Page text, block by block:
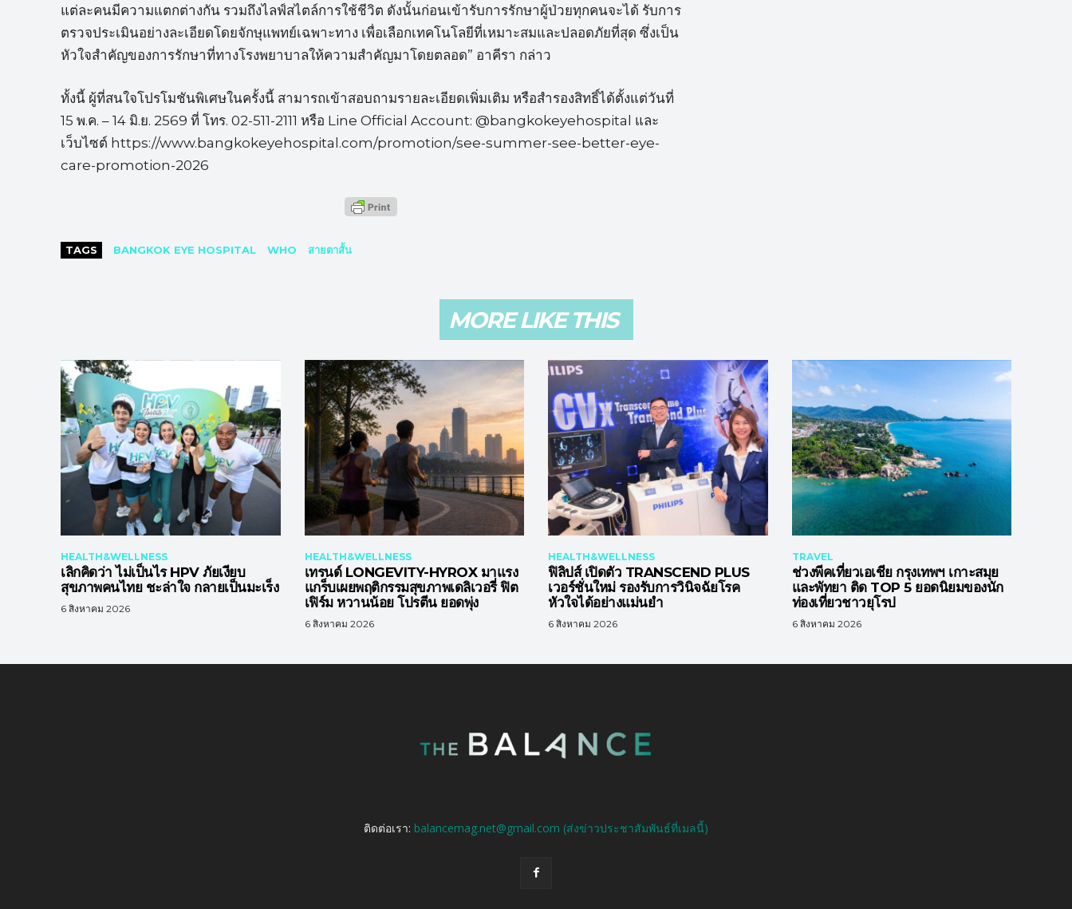
แต่ละคนมีความแตกต่างกัน รวมถึงไลฟ์สไตล์การใช้ชีวิต ดังนั้นก่อนเข้ารับการรักษาผู้ป่วยทุกคนจะได้ รับการ
ตรวจประเมินอย่างละเอียดโดยจักษุแพทย์เฉพาะทาง เพื่อเลือกเทคโนโลยีที่เหมาะสมและปลอดภัยที่สุด ซึ่งเป็น
หัวใจสำคัญของการรักษาที่ทางโรงพยาบาลให้ความสำคัญมาโดยตลอด” อาคีรา กล่าว
ทั้งนี้ ผู้ที่สนใจโปรโมชันพิเศษในครั้งนี้ สามารถเข้าสอบถามรายละเอียดเพิ่มเติม หรือสำรองสิทธิ์ได้ตั้งแต่วันที่
15 พ.ค. – 14 มิ.ย. 2569 ที่ โทร. 02-511-2111 หรือ Line Official Account: @bangkokeyehospital และ
เว็บไซต์ https://www.bangkokeyehospital.com/promotion/see-summer-see-better-eye-
care-promotion-2026
TAGS BANGKOK EYE HOSPITAL WHO สายตาสั้น
MORE LIKE THIS
HEALTH&WELLNESS
เลิกคิดว่า ไม่เป็นไร HPV ภัยเงียบ
สุขภาพคนไทย ชะล่าใจ กลายเป็นมะเร็ง
6 สิงหาคม 2026
HEALTH&WELLNESS
เทรนด์ LONGEVITY-HYROX มาแรง
แกร็บเผยพฤติกรรมสุขภาพเดลิเวอรี่ ฟิต
เฟิร์ม หวานน้อย โปรตีน ยอดพุ่ง
6 สิงหาคม 2026
HEALTH&WELLNESS
ฟิลิปส์ เปิดตัว TRANSCEND PLUS
เวอร์ชั่นใหม่ รองรับการวินิจฉัยโรค
หัวใจได้อย่างแม่นยำ
6 สิงหาคม 2026
TRAVEL
ช่วงพีคเที่ยวเอเชีย กรุงเทพฯ เกาะสมุย
และพัทยา ติด TOP 5 ยอดนิยมของนัก
ท่องเที่ยวชาวยุโรป
6 สิงหาคม 2026
ติดต่อเรา: balancemag.net@gmail.com (ส่งข่าวประชาสัมพันธ์ที่เมลนี้)